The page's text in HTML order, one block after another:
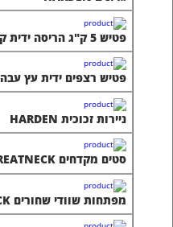
פטיש 5 ק"ג הריסה ידית קרבון פיברגלס
פטיש רצפים ידית עץ עבה
ניירות זכוכית HARDEN
סטים מקדחים GREATNECK
מפתחות שוודי שחורים CHANNELLOCK